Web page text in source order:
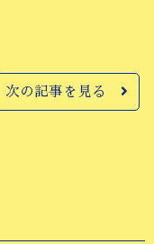
次の記事を見る